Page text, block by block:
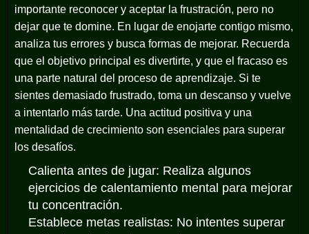
importante reconocer y aceptar la frustración, pero no
dejar que te domine. En lugar de enojarte contigo mismo,
analiza tus errores y busca formas de mejorar. Recuerda
que el objetivo principal es divertirte, y que el fracaso es
una parte natural del proceso de aprendizaje. Si te
sientes demasiado frustrado, toma un descanso y vuelve
a intentarlo más tarde. Una actitud positiva y una
mentalidad de crecimiento son esenciales para superar
los desafíos.
Calienta antes de jugar: Realiza algunos
ejercicios de calentamiento mental para mejorar
tu concentración.
Establece metas realistas: No intentes superar